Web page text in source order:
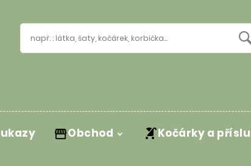
Obchod Kočárky a